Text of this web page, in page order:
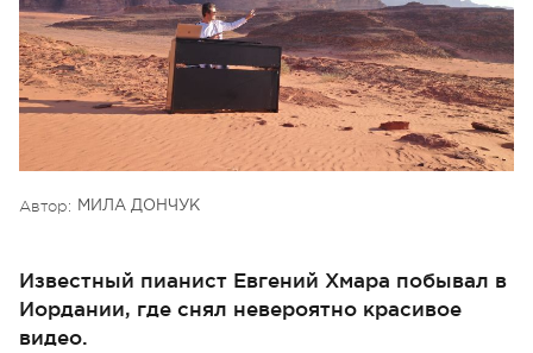
Автор: МИЛА ДОНЧУК
Известный пианист Евгений Хмара побывал в
Иордании, где снял невероятно красивое
видео.